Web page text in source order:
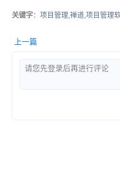
关键字：项目管理,禅道,项目管理
上一篇